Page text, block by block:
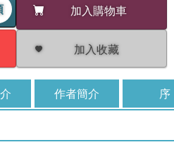
加入購物車
加入收藏
作者簡介 序